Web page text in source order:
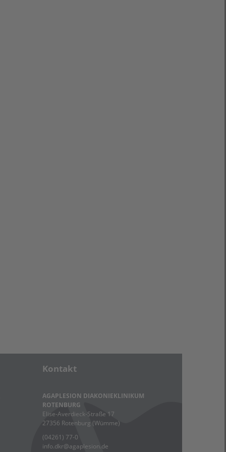
Kontakt
AGAPLESION DIAKONIEKLINIKUM
ROTENBURG
Elise-Averdieck-Straße 17
27356 Rotenburg (Wümme)
(04261) 77-0
info.dkr@agaplesion.de